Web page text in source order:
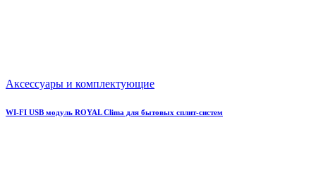
Аксессуары и комплектующие
WI-FI USB модуль ROYAL Clima для бытовых сплит-систем